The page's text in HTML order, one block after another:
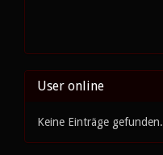
User online
Keine Einträge gefunden.